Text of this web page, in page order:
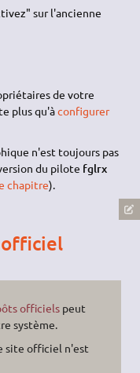
sur l'ancienne
de votre
plus qu'àconfigurer
n'est toujours pas
du pilote fglrx
chapitre).
officiels peut
système.
site officiel n'est